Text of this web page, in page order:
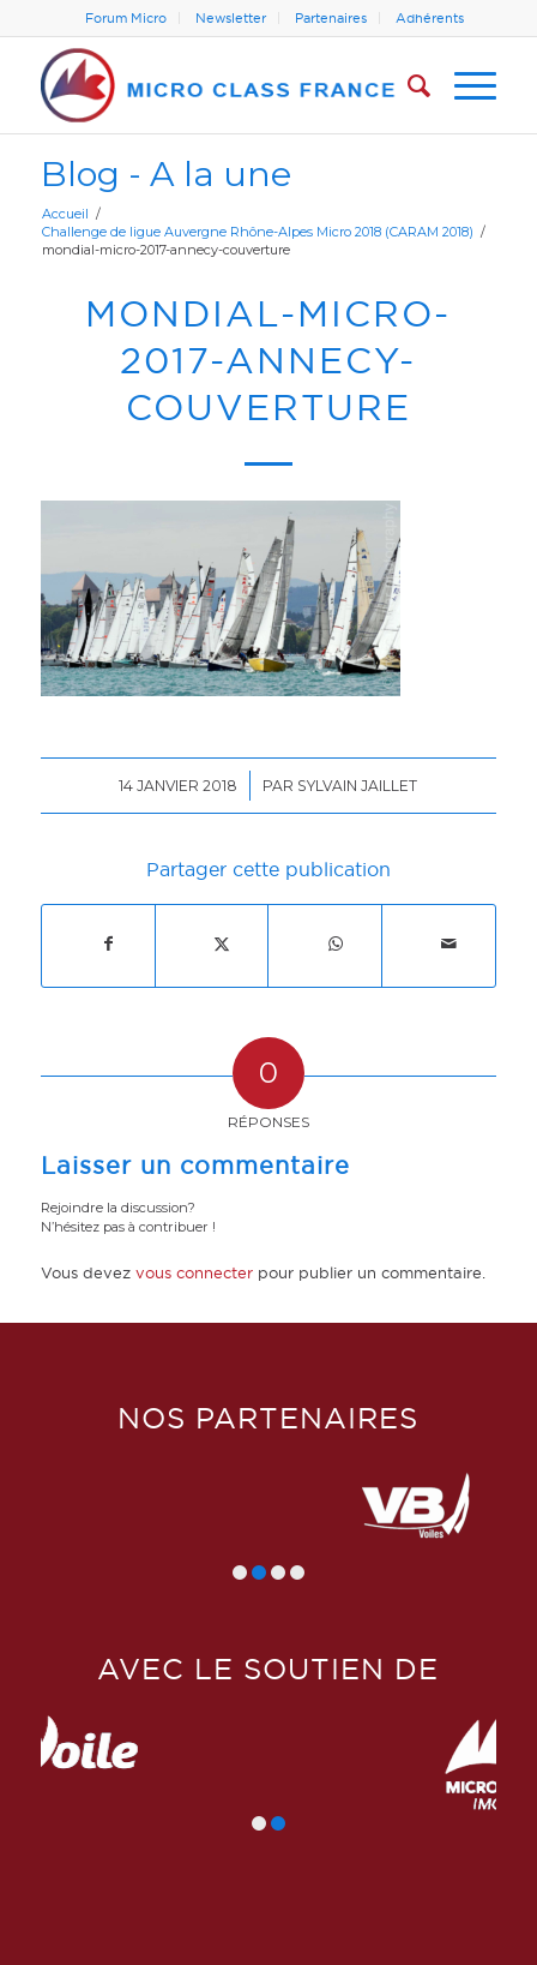
Forum Micro Newsletter Partenaires Adhérents
Blog - A la une
Accueil /
Challenge de ligue Auvergne Rhône-Alpes Micro 2018 (CARAM 2018) /
mondial-micro-2017-annecy-couverture
MONDIAL-MICRO-
2017-ANNECY-
COUVERTURE
14 JANVIER 2018
/ PAR SYLVAIN JAILLET
Partager cette publication
0
RÉPONSES
Laisser un commentaire
Rejoindre la discussion?
N’hésitez pas à contribuer !
Vous devez vous connecterpour publier un commentaire.
NOS PARTENAIRES
AVEC LE SOUTIEN DE